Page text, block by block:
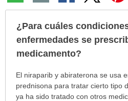
¿Para cuáles
enfermedades se
medicamento?
¿Para
cuáles
condiciones
El niraparib y abiraterona se usa
prednisona para tratar cierto tipo
ya ha sido tratado con otros